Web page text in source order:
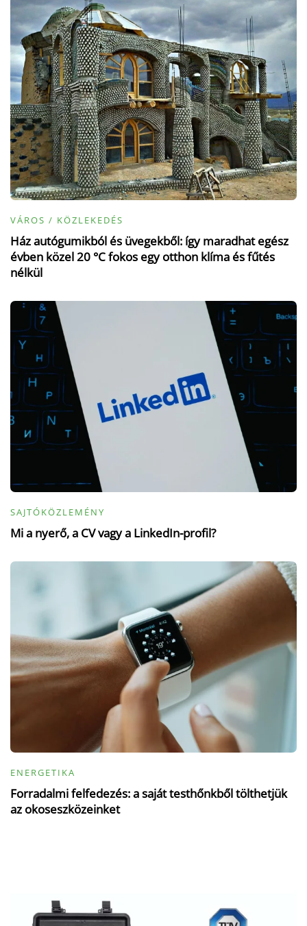
VÁROS / KÖZLEKEDÉS
Ház autógumikból és üvegekből: így maradhat egész
évben közel 20 °C fokos egy otthon klíma és fűtés
nélkül
SAJTÓKÖZLEMÉNY
Mi a nyerő, a CV vagy a LinkedIn-profil?
ENERGETIKA
Forradalmi felfedezés: a saját testhőnkből tölthetjük
az okoseszközeinket